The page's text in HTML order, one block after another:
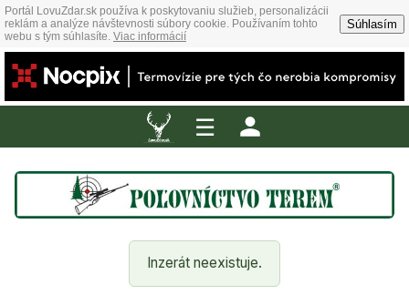
Portál LovuZdar.sk používa k poskytovaniu služieb, personalizácii
reklám a analýze návštevnosti súbory cookie. Používaním tohto
webu s tým súhlasíte. Viac informácií
Súhlasím
☰
Inzerát neexistuje.